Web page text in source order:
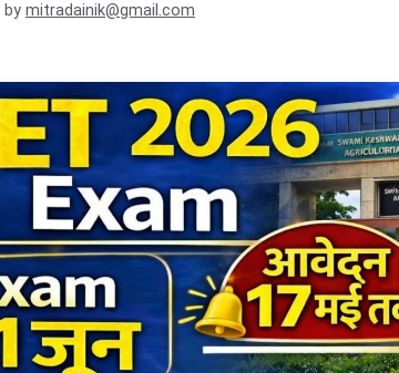
by mitradainik@gmail.com